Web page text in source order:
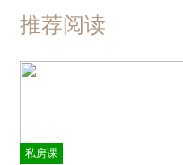
推荐阅读
私房课